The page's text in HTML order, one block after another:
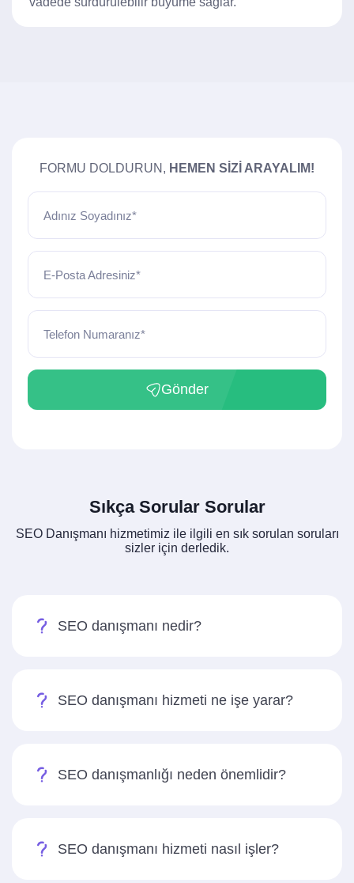
FORMU DOLDURUN, HEMEN SIZI ARAYALIM!
Adınız Soyadınız*
E-Posta Adresiniz*
Telefon Numaranız*
Gönder
Sıkça Sorular Sorular
SEO Danışmanı hizmetimiz ile ilgili en sık sorulan soruları
sizler için derledik.
SEO danışmanı nedir?
SEO danışmanı hizmeti ne işe yarar?
SEO danışmanlığı neden önemlidir?
SEO danışmanı hizmeti nasıl işler?